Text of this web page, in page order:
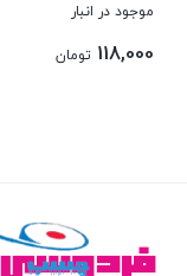
موجود در انبار
118,000 تومان